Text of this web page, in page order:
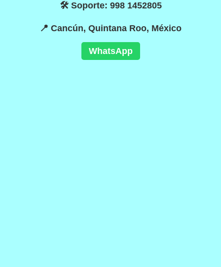
🛠 Soporte: 998 1452805
📍 Cancún, Quintana Roo, México
WhatsApp